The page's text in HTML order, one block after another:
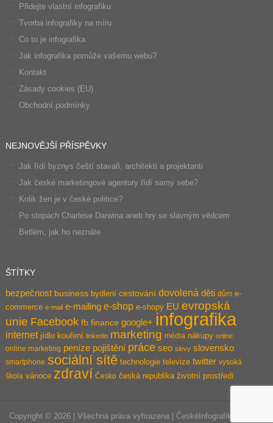
Přidejte vlastní infografiku
Tvorba infografiky na míru
Co to je infografika
Jak infografika pomůže vašemu webu?
Kontakt
Zásady cookies (EU)
Obchodní podmínky
NEJNOVĚJŠÍ PŘÍSPĚVKY
Jak řídí byznys čeští stavaři, architekti a projektanti
Jak české marketingové agentury řídí samy sebe?
Kolik žen je v české politice?
Po stopách Charlese Darwina aneb hry se slavným vědcem
Betlém, jak ho neznáte
ŠTÍTKY
bezpečnost business bydlení cestování dovolená děti dům e-
commerce e-mail e-mailing e-shop e-shopy EU evropská
unie Facebook fb finance google+ infografika
internet jídlo kouření linkedin marketing média nákupy online
online marketing peníze pojištění práce seo slevy slovensko
smartphone sociální sítě technologie televize twitter vysoká
škola vánoce zdraví Česko česká republika životní prostředí
Copyright © 2026 | Všechna práva vyhrazena | ČeskéInfografiky.cz